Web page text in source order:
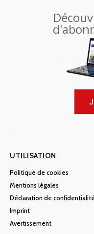
UTILISATION
Politique de cookies
Mentions légales
Déclaration de
Imprint
Avertissement